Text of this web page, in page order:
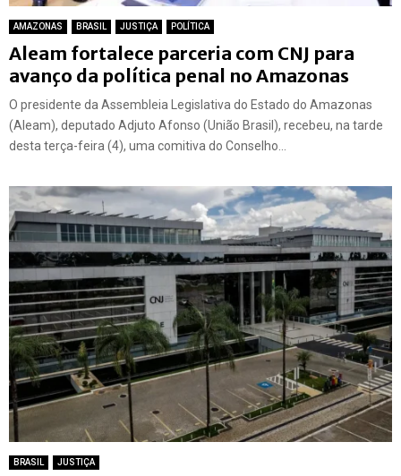
AMAZONAS BRASIL JUSTIÇA POLÍTICA
Aleam fortalece parceria com CNJ para
avanço da política penal no Amazonas
O presidente da Assembleia Legislativa do Estado do Amazonas
(Aleam), deputado Adjuto Afonso (União Brasil), recebeu, na tarde
desta terça-feira (4), uma comitiva do Conselho...
BRASIL JUSTIÇA